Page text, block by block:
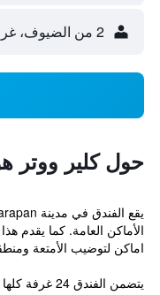
2 من الضيوف، غرفة واحدة
حول كلير ووتر
الأماكن العامة. كما يقدم
اماكن لتوضيب الأمتعة
يتضمن الفندق 24 غرفة كلها مزود...